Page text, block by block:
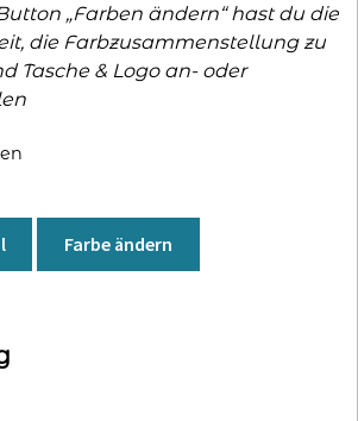
„Farben ändern“ hast du die
die Farbzusammenstellung zu
Tasche & Logo an- oder
Farbe ändern